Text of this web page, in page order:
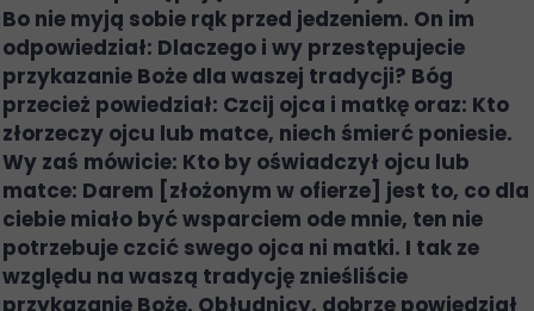
Bo nie myją sobie rąk przed jedzeniem. On im
odpowiedział: Dlaczego i wy przestępujecie
przykazanie Boże dla waszej tradycji? Bóg
przecież powiedział: Czcij ojca i matkę oraz: Kto
złorzeczy ojcu lub matce, niech śmierć poniesie.
Wy zaś mówicie: Kto by oświadczył ojcu lub
matce: Darem [złożonym w ofierze] jest to, co dla
ciebie miało być wsparciem ode mnie, ten nie
potrzebuje czcić swego ojca ni matki. I tak ze
względu na waszą tradycję znieśliście
przykazanie Boże. Obłudnicy, dobrze powiedział